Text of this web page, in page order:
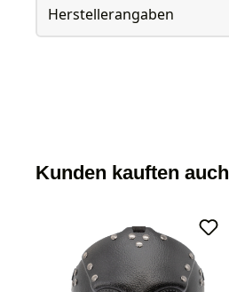
Herstellerangaben
Kunden kauften auch